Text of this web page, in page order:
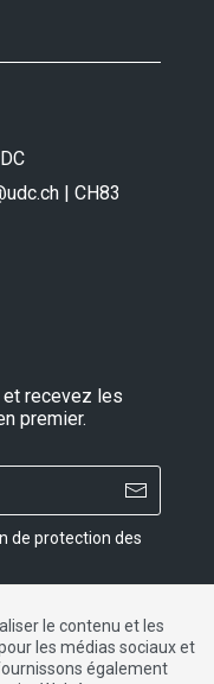
| CH83
recevez les
premier.
de protection des
|Contact
le contenu et les
les médias sociaux et
également